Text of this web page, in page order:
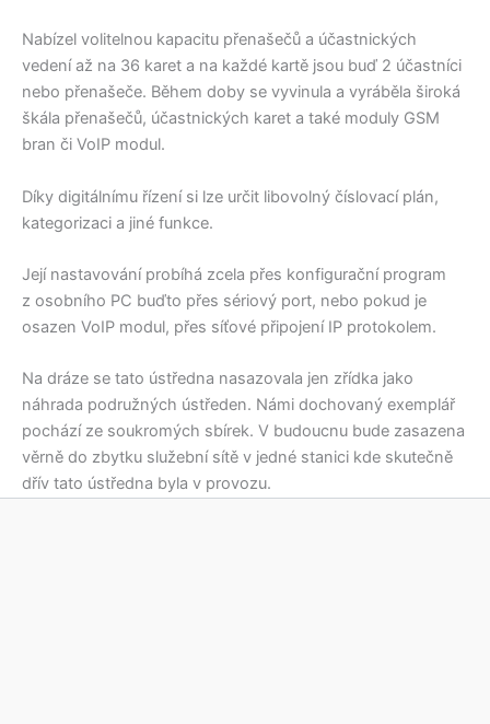
Nabízel volitelnou kapacitu přenašečů a účastnických
vedení až na 36 karet a na každé kartě jsou buď 2 účastníci
nebo přenašeče. Během doby se vyvinula a vyráběla široká
škála přenašečů, účastnických karet a také moduly GSM
bran či VoIP modul.
Díky digitálnímu řízení si lze určit libovolný číslovací plán,
kategorizaci a jiné funkce.
Její nastavování probíhá zcela přes konfigurační program
z osobního PC buďto přes sériový port, nebo pokud je
osazen VoIP modul, přes síťové připojení IP protokolem.
Na dráze se tato ústředna nasazovala jen zřídka jako
náhrada podružných ústředen. Námi dochovaný exemplář
pochází ze soukromých sbírek. V budoucnu bude zasazena
věrně do zbytku služební sítě v jedné stanici kde skutečně
dřív tato ústředna byla v provozu.